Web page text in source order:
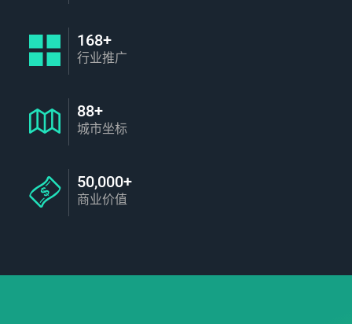
168+
行业推广
88+
城市坐标
50,000+
商业价值